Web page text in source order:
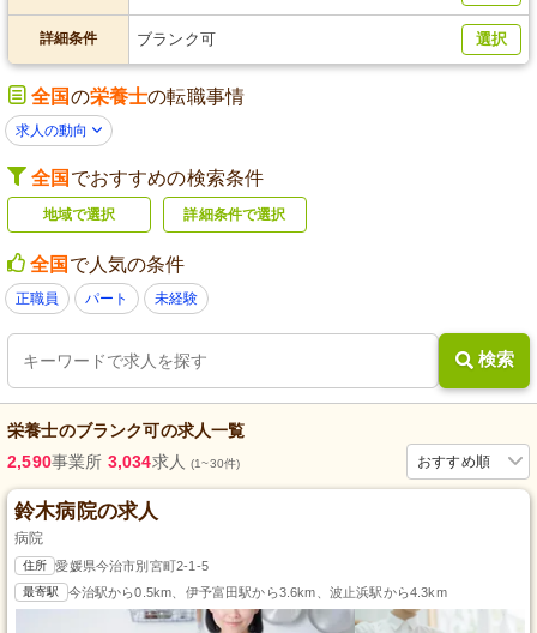
詳細条件 ブランク可 選択
全国の栄養士の転職事情
求人の動向
全国 でおすすめの検索条件
地域で選択 詳細条件で選択
全国 で人気の条件
正職員 パート 未経験
検索
栄養士のブランク可の求人一覧
おすすめ順
2,590事業所 3,034求人(1~30件)
鈴木病院の求人
病院
住所 愛媛県今治市別宮町2-1-5
最寄駅 今治駅から0.5km、伊予富田駅から3.6km、波止浜駅から4.3km